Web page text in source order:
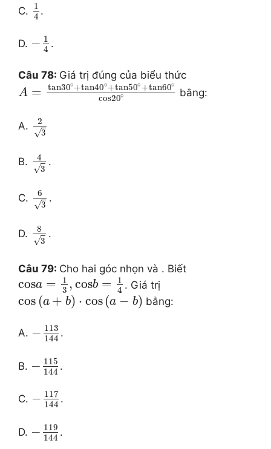
C.
1
4 .
D. − 1
4 .
Câu 78: Giá trị đúng của biểu thức
A = tan30∘+tan40∘+tan50∘ +tan60∘
cos20∘ bằng:
A.
2
3
√
B.
4
3
√
.
C.
6
3
√
.
D.
8
3
√
.
Câu 79: Cho hai góc nhọn và . Biết
cosa =
1
3 , cosb =
1
4 . Giá trị
cos (a + b) ⋅ cos (a − b) bằng:
A. − 113
144 .
B. − 115
144 .
C. − 117
144 .
D. − 119
144 .